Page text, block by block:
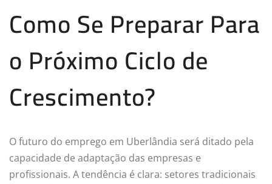
Como Se Preparar Para
o Próximo Ciclo de
Crescimento?
O futuro do emprego em Uberlândia será ditado pela
capacidade de adaptação das empresas e
profissionais. A tendência é clara: setores tradicionais